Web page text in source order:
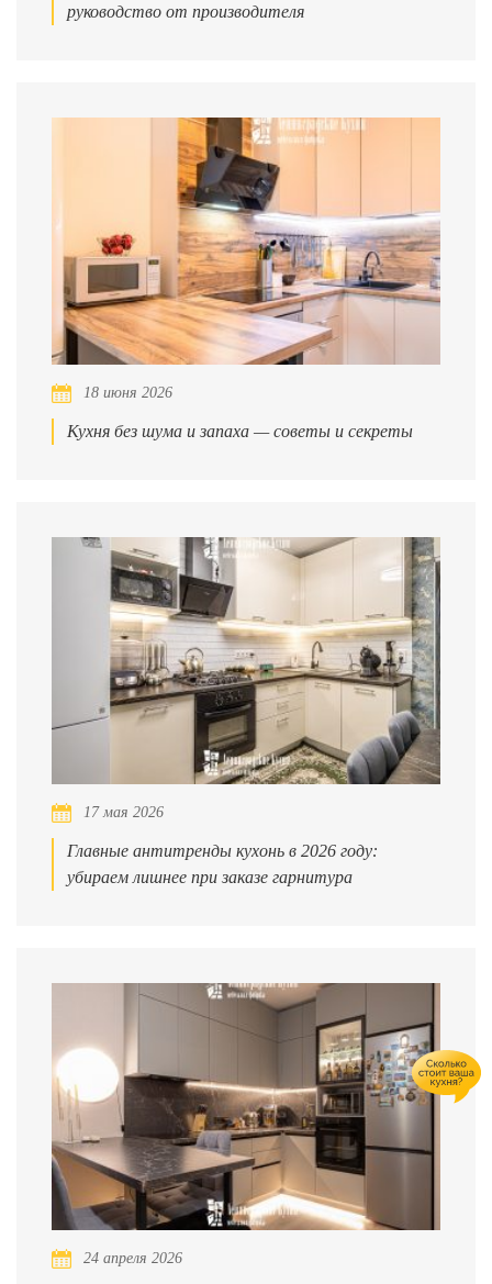
руководство от производителя
18 июня 2026
Кухня без шума и запаха — советы и секреты
17 мая 2026
Главные антитренды кухонь в 2026 году:
убираем лишнее при заказе гарнитура
24 апреля 2026